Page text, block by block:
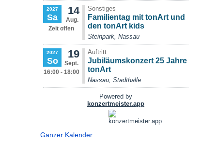
Ganzer Kalender...